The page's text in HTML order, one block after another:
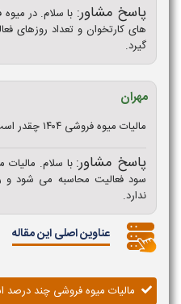
پاسخ مشاور: با سلام. در
های کارتخوان و تعداد روزهای
گیرد.
مهران
مالیات میوه فروشی ۱۴۰۴ چقدر است؟
پاسخ مشاور:
سود فعالیت محاسبه می شود و
ندارد.
عناوین اصلی این مقاله
مالیات میوه فروشی چند